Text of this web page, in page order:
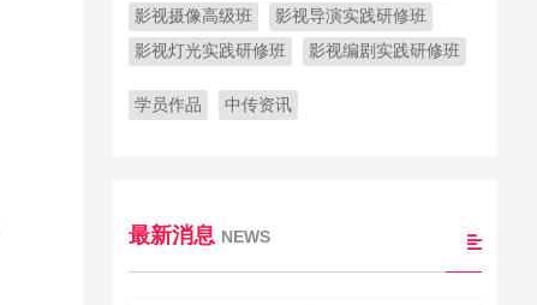
影视摄像高级班
影视导演实践研修班
影视灯光实践研修班
影视编剧实践研修班
学员作品 中传资讯
最新消息 NEWS